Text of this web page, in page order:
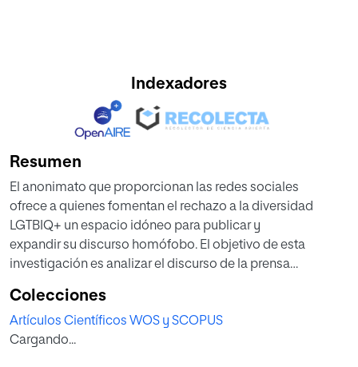
Indexadores
Resumen
El anonimato que proporcionan las redes sociales
ofrece a quienes fomentan el rechazo a la diversidad
LGTBIQ+ un espacio idóneo para publicar y
expandir su discurso homófobo. El objetivo de esta
investigación es analizar el discurso de la prensa
personas no heteronormativas. Se han analizado
los comentarios escritos por usuarios de Twitter al
hilo de las noticias referidas al colectivo publicadas
Colecciones
Artículos Científicos WOS y SCOPUS
Cargando...